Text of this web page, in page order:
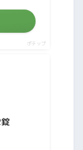
ポチップ